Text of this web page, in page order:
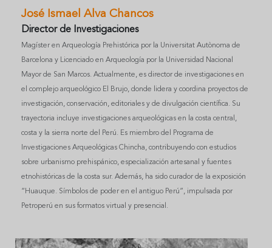
José Ismael Alva Chancos
Director de Investigaciones
Magíster en Arqueología Prehistórica por la Universitat Autònoma de
Barcelona y Licenciado en Arqueología por la Universidad Nacional
Mayor de San Marcos. Actualmente, es director de investigaciones en
el complejo arqueológico El Brujo, donde lidera y coordina proyectos de
investigación, conservación, editoriales y de divulgación científica. Su
trayectoria incluye investigaciones arqueológicas en la costa central,
costa y la sierra norte del Perú. Es miembro del Programa de
Investigaciones Arqueológicas Chincha, contribuyendo con estudios
sobre urbanismo prehispánico, especialización artesanal y fuentes
etnohistóricas de la costa sur. Además, ha sido curador de la exposición
“Huauque. Símbolos de poder en el antiguo Perú”, impulsada por
Petroperú en sus formatos virtual y presencial.